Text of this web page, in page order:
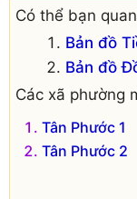
Có thể bạn
Bản đồ
Bản đồ
Các xã phường
Tân Phước 1
Tân Phước 2